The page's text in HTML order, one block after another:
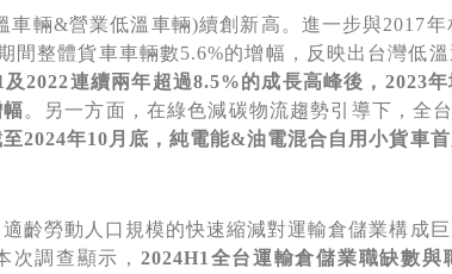
車輛&營業低溫車輛)續創新高。進一步與2017
間整體貨車車輛數5.6%的增幅，反映出台灣低溫
及2022連續兩年超過8.5%的成長高峰後， 2023
。另一方面，在綠色減碳物流趨勢引導下，全
2024年10 月底，純電能&油電混合自用小貨車
齡勞動人口規模的快速縮減對運輸倉儲業構成
次調查顯示， 2024H1 全台運輸倉儲業職缺數與